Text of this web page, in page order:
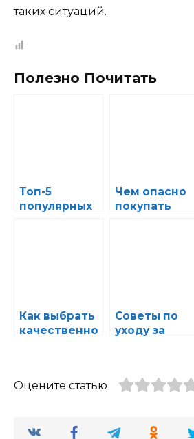
таких ситуаций.
Полезно Почитать
Топ-5
популярных
Чем опасно
покупать
Как выбрать
качественно
устройства
Советы по
уходу за
срок службы
ность
Оцените статью